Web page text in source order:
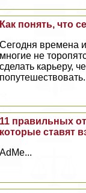
Как понять, что
Сегодня времена
многие не
сделать карьеру,
11 правильных
которые ставят
AdMe...